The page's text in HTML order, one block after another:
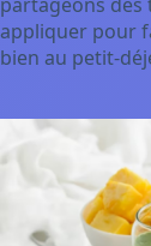
appliquer pour
bien au petit-